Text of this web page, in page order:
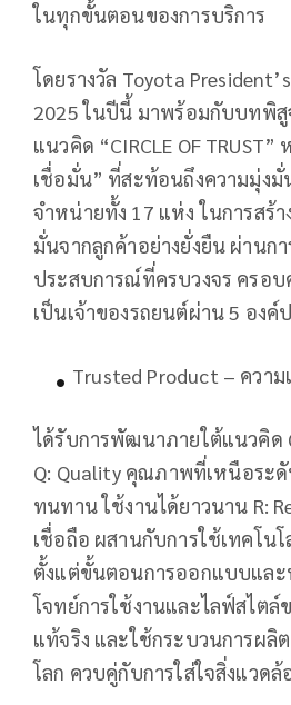
ในทุกขั้นตอนของการบริการ
โดยรางวัล Toyota
2025 ในปีนี้ มาพร้อมกับบทพิสู
แนวคิด “CIRCLE OF
เชื่อมั่น” ที่สะท้อนถึงความมุ่ง
จำหน่ายทั้ง 17 แห่ง ในการสร้
มั่นจากลูกค้าอย่างยั่งยืน ผ่าน
ประสบการณ์ที่ครบวงจร ครอ
เป็นเจ้าของรถยนต์ผ่าน 5 อง
Trusted Product – ควา
ได้รับการพัฒนาภายใต้แนวคิด
Q: Quality คุณภาพที่เหนือระดั
ทนทาน ใช้งานได้ยาวนาน R:
เชื่อถือ ผสานกับการใช้เทคโนโ
ตั้งแต่ขั้นตอนการออกแบบแล
โจทย์การใช้งานและไลฟ์สไตล์
แท้จริง และใช้กระบวนการผลิ
โลก ควบคู่กับการใส่ใจสิ่งแวด